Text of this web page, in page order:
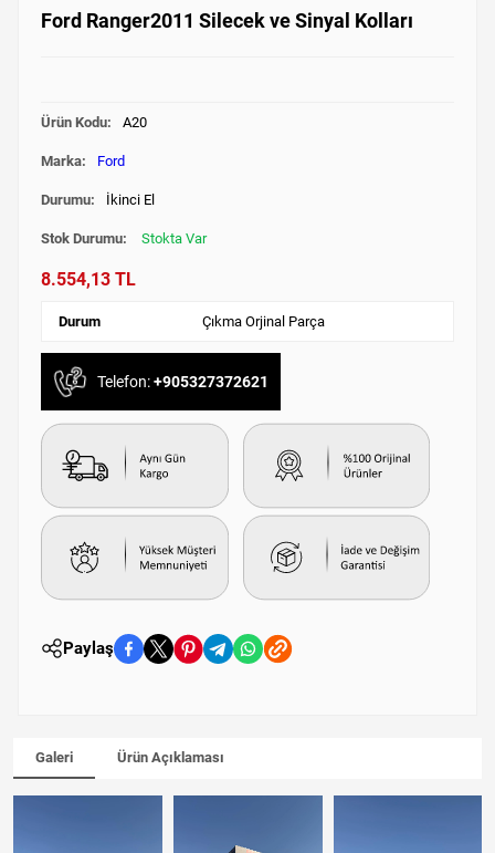
Ford Ranger2011 Silecek ve Sinyal Kolları
Ürün Kodu: A20
Marka: Ford
Durumu: İkinci El
Stok Durumu: Stokta Var
8.554,13 TL
Durum Çıkma Orjinal Parça
Telefon:+905327372621
Paylaş
Galeri Ürün Açıklaması